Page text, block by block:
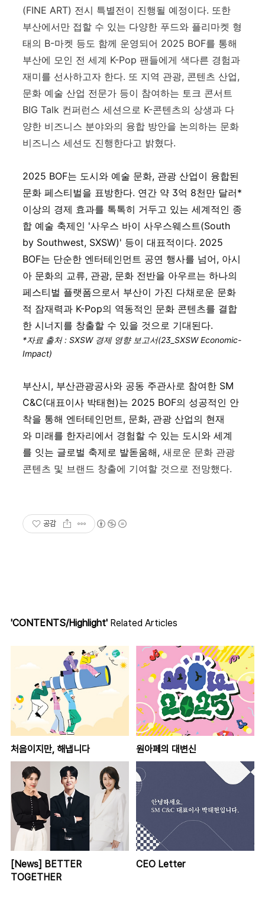
(FINE ART) 전시 특별전이 진행될 예정이다. 또한
부산에서만 접할 수 있는 다양한 푸드와 플리마켓 형
태의 B-마켓 등도 함께 운영되어 2025 BOF를 통해
부산에 모인 전 세계 K-Pop 팬들에게 색다른 경험과
재미를 선사하고자 한다. 또 지역 관광, 콘텐츠 산업,
문화 예술 산업 전문가 등이 참여하는 토크 콘서트
BIG Talk 컨퍼런스 세션으로 K-콘텐츠의 상생과 다
양한 비즈니스 분야와의 융합 방안을 논의하는 문화
비즈니스 세션도 진행한다고 밝혔다.
2025 BOF는 도시와 예술 문화, 관광 산업이 융합된
문화 페스티벌을 표방한다. 연간 약 3억 8천만 달러*
이상의 경제 효과를 톡톡히 거두고 있는 세계적인 종
합 예술 축제인 '사우스 바이 사우스웨스트(South
by Southwest, SXSW)' 등이 대표적이다. 2025
BOF는 단순한 엔터테인먼트 공연 행사를 넘어, 아시
아 문화의 교류, 관광, 문화 전반을 아우르는 하나의
페스티벌 플랫폼으로서 부산이 가진 다채로운 문화
적 잠재력과 K-Pop의 역동적인 문화 콘텐츠를 결합
한 시너지를 창출할 수 있을 것으로 기대된다.
*자료 출처 : SXSW 경제 영향 보고서(23_SXSW Economic-
Impact)
부산시, 부산관광공사와 공동 주관사로 참여한 SM
C&C(대표이사 박태현)는 2025 BOF의 성공적인 안
착을 통해 엔터테인먼트, 문화, 관광 산업의 현재
와 미래를 한자리에서 경험할 수 있는 도시와 세계
를 잇는 글로벌 축제로 발돋움해, 새로운 문화 관광
콘텐츠 및 브랜드 창출에 기여할 것으로 전망했다.
공감
'CONTENTS/Highlight' Related Articles
처음이지만, 해냅니다 원아페의 대변신
[News] BETTER
TOGETHER
CEO Letter